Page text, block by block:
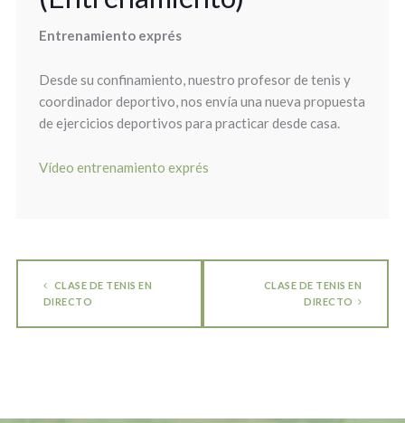
Entrenamiento exprés
Desde su confinamiento, nuestro profesor de tenis y
coordinador deportivo, nos envía una nueva propuesta
de ejercicios deportivos para practicar desde casa.
Vídeo entrenamiento exprés
CLASE DE TENIS EN
DIRECTO
CLASE DE TENIS EN
DIRECTO